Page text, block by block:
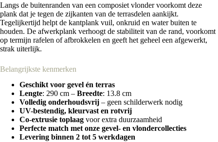
Langs de buitenranden van een composiet vlonder voorkomt deze
plank dat je tegen de zijkanten van de terrasdelen aankijkt.
Tegelijkertijd helpt de kantplank vuil, onkruid en water buiten te
houden. De afwerkplank verhoogt de stabiliteit van de rand, voorkomt
op termijn rafelen of afbrokkelen en geeft het geheel een afgewerkt,
strak uiterlijk.
Belangrijkste kenmerken
Geschikt voor gevel én terras
Lengte: 290 cm – Breedte: 13.8 cm
Volledig onderhoudsvrij – geen schilderwerk nodig
UV-bestendig, kleurvast en rotvrij
Co-extrusie toplaag voor extra duurzaamheid
Perfecte match met onze gevel- en vlondercollecties
Levering binnen 2 tot 5 werkdagen